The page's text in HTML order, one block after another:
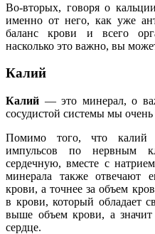
Во-вторых, говоря о
именно от него, как уже
баланс крови и всего
насколько это важно, вы
Калий
Калий — это минерал, о
сосудистой системы мы
Помимо того, что калий
импульсов по нервным
сердечную, вместе с
минерала также отвечают
крови, а точнее за объем
в крови, который обладает
выше объем крови, а
сердце.